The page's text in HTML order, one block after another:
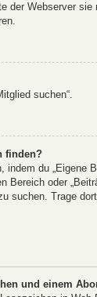
der Webserver
suchen“.
finden?
indem du
Bereich oder
suchen. Trage
und einem